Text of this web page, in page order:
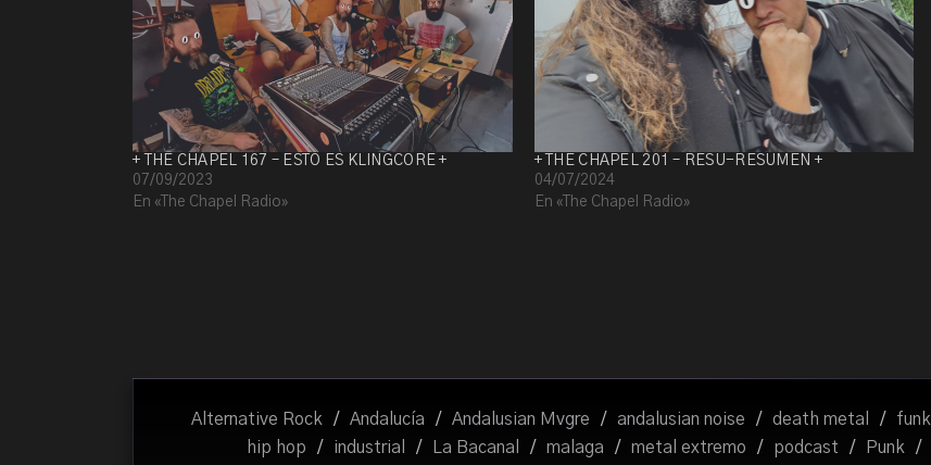
+ THE CHAPEL 167 – ESTO ES KLINGCORE +
07/09/2023
En «The Chapel Radio»
+ THE CHAPEL 201 – RESU-RESUMEN +
04/07/2024
En «The Chapel Radio»
Alternative Rock / Andalucía / Andalusian Mvgre / andalusian noise / death metal / funk
hip hop
/ industrial / La Bacanal / malaga / metal extremo / podcast / Punk /